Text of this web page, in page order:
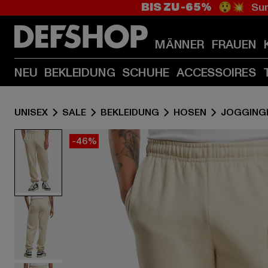
BIS ZU -65% 😲💥
MÄNNER FRAUEN
NEU BEKLEIDUNG SCHUHE ACCESSOIRES
UNISEX SALE BEKLEIDUNG HOSEN
-46%